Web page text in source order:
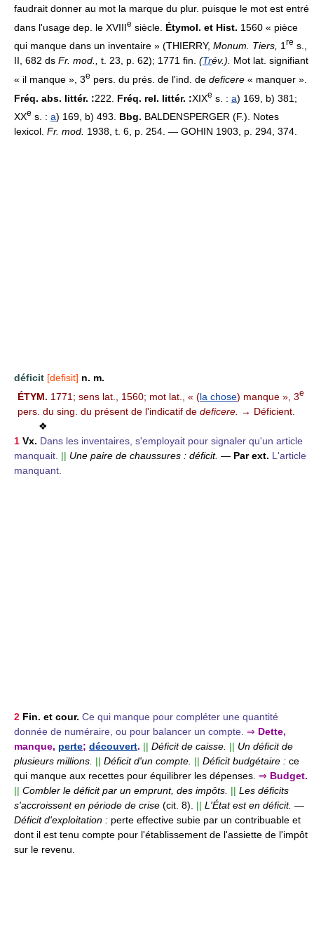
faudrait donner au mot la marque du plur. puisque le mot est entré
dans l'usage dep. le XVIIIe siècle. Étymol. et Hist. 1560 « pièce
qui manque dans un inventaire » (THIERRY, Monum. Tiers, 1 re s.,
II, 682 ds Fr. mod., t. 23, p. 62); 1771 fin. (Trév.).
Mot lat. signifiant
« il manque », 3e pers. du prés. de l'ind. de deficere « manquer ».
Fréq. abs. littér. :222. Fréq. rel. littér. :XIXe s. : a) 169, b) 381;
XXe s. : a) 169, b) 493. Bbg. BALDENSPERGER (F.). Notes
lexicol. Fr. mod. 1938, t. 6, p. 254. — GOHIN 1903, p. 294, 374.
déficit [defisit] n. m.
ÉTYM. 1771; sens lat., 1560; mot lat., « (la chose) manque », 3e
pers. du sing. du présent de l'indicatif de deficere.
→ Déficient.
❖
1 Vx. Dans les inventaires, s'employait pour signaler qu'un article
manquait. || Une paire de chaussures : déficit. — Par ext. L'article
manquant.
2 Fin. et cour. Ce qui manque pour compléter une quantité
donnée de numéraire, ou pour balancer un compte. ⇒ Dette,
manque, perte; découvert. || Déficit de caisse. || Un déficit de
plusieurs millions. || Déficit d'un compte. || Déficit budgétaire : ce
qui manque aux recettes pour équilibrer les dépenses. ⇒ Budget.
|| Combler le déficit par un emprunt, des impôts. || Les déficits
s'accroissent en période de crise (cit. 8). || L'État est en déficit. —
Déficit d'exploitation : perte effective subie par un contribuable et
dont il est tenu compte pour l'établissement de l'assiette de l'impôt
sur le revenu.